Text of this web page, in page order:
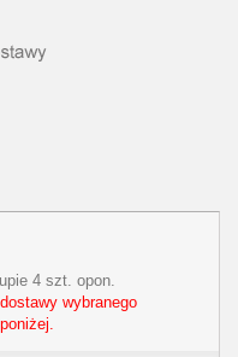
4 szt. opon.
wybranego